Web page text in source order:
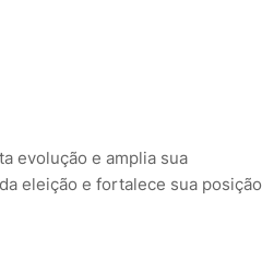
evolução e amplia sua
eleição e fortalece sua posição